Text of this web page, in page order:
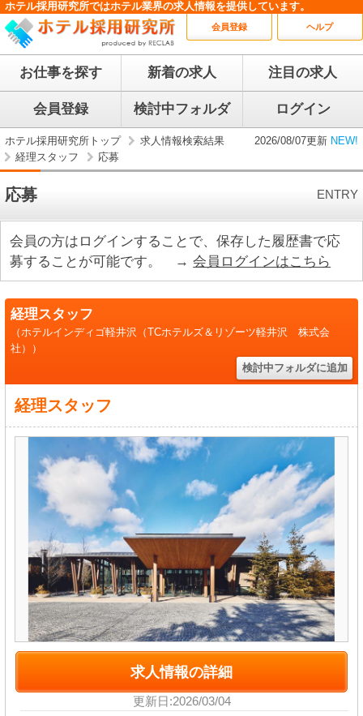
ホテル採用研究所ではホテル業界の求人情報を提供しています。
会員登録 ヘルプ
お仕事を探す 新着の求人 注目の求人
会員登録 検討中フォルダ ログイン
ホテル採用研究所トップ
求人情報検索結果
経理スタッフ
応募
2026/08/07更新 NEW!
応募 ENTRY
会員の方はログインすることで、保存した履歴書で応
募することが可能です。 →会員ログインはこちら
経理スタッフ
（ホテルインディゴ軽井沢（TCホテルズ＆リゾーツ軽井沢 株式会
社））
経理スタッフ
求人情報の詳細
更新日:2026/03/04